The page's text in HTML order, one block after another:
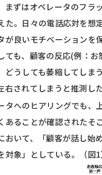
まずはオペレータのフラ
た。日々の電話応対を想
が良いモチベーションを
ても、顧客の反応(例：
どうしても萎縮してしま
右されてしまうと推測した
タへのヒアリングでも、
あることが確認されたそ
おいて、「顧客が話し始
対象」としている。（図1